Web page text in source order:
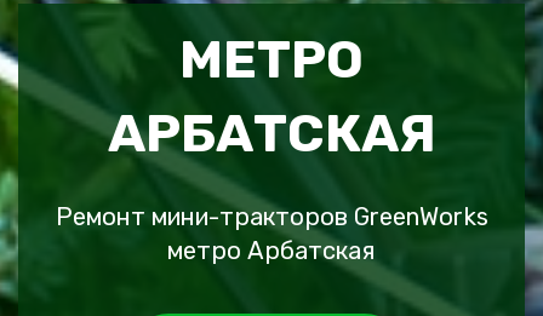
МЕТРО
АРБАТСКАЯ
Ремонт мини-тракторов GreenWorks
метро Арбатская